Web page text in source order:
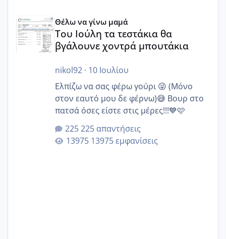
Θέλω να γίνω μαμά
Του Ιούλη τα τεστάκια θα
βγάλουνε χοντρά μπουτάκια
nikol92· 10 Ιουλίου
Ελπίζω να σας φέρω γούρι 😜 (Μόνο
στον εαυτό μου δε φέρνω)😅 Βουρ στο
πατσά όσες είστε στις μέρες!!!💙🩷
225 απαντήσεις
13975 εμφανίσεις